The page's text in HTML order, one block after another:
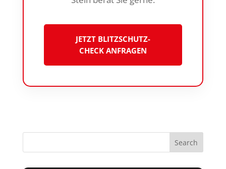
JETZT BLITZSCHUTZ-
CHECK ANFRAGEN